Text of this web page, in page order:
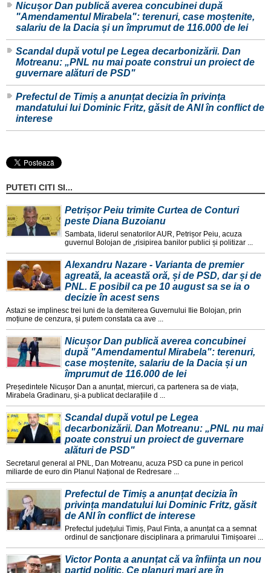
Nicușor Dan publică averea concubinei după
"Amendamentul Mirabela": terenuri, case moștenite,
salariu de la Dacia și un împrumut de 116.000 de lei
Scandal după votul pe Legea decarbonizării. Dan
Motreanu: „PNL nu mai poate construi un proiect de
guvernare alături de PSD"
Prefectul de Timiș a anunțat decizia în privința
mandatului lui Dominic Fritz, găsit de ANI în conflict de
interese
PUTETI CITI SI...
Petrișor Peiu trimite Curtea de Conturi
peste Diana Buzoianu
Sambata, liderul senatorilor AUR, Petrișor Peiu, acuza
guvernul Bolojan de „risipirea banilor publici și politizar ...
Alexandru Nazare - Varianta de premier
agreată, la această oră, și de PSD, dar și de
PNL. E posibil ca pe 10 august sa se ia o
decizie în acest sens
Astazi se implinesc trei luni de la demiterea Guvernului Ilie Bolojan, prin
moțiune de cenzura, și putem constata ca ave ...
Nicușor Dan publică averea concubinei
după "Amendamentul Mirabela": terenuri,
case moștenite, salariu de la Dacia și un
împrumut de 116.000 de lei
Președintele Nicușor Dan a anunțat, miercuri, ca partenera sa de viața,
Mirabela Gradinaru, și-a publicat declarațiile d ...
Scandal după votul pe Legea
decarbonizării. Dan Motreanu: „PNL nu mai
poate construi un proiect de guvernare
alături de PSD"
Secretarul general al PNL, Dan Motreanu, acuza PSD ca pune in pericol
miliarde de euro din Planul Național de Redresare ...
Prefectul de Timiș a anunțat decizia în
privința mandatului lui Dominic Fritz, găsit
de ANI în conflict de interese
Prefectul județului Timiș, Paul Finta, a anunțat ca a semnat
ordinul de sancționare disciplinara a primarului Timișoarei ...
Victor Ponta a anunțat că va înființa un nou
partid politic. Ce planuri mari are în